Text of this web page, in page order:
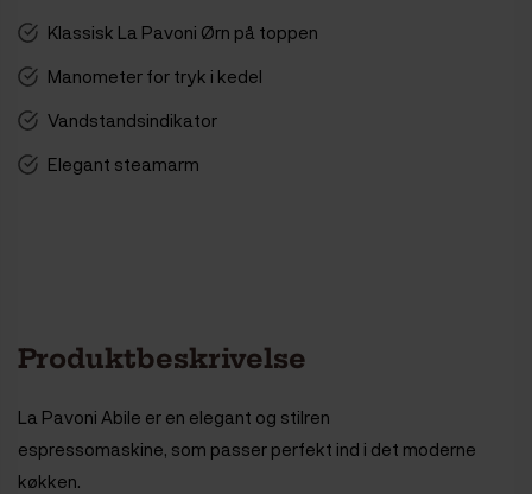
Klassisk La Pavoni Ørn på toppen
Manometer for tryk i kedel
Vandstandsindikator
Elegant steamarm
Produktbeskrivelse
La Pavoni Abile er en elegant og stilren
espressomaskine, som passer perfekt ind i det moderne
køkken.